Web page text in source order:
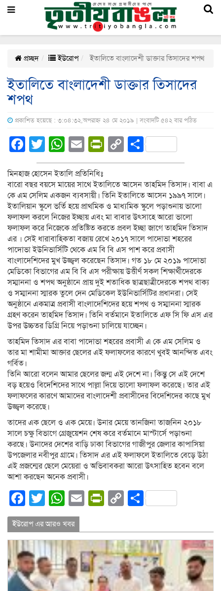
প্রচ্ছদ ইউরোপ ইতালিতে বাংলাদেশী ডাক্তার তিসাদের শপথ
ইতালিতে বাংলাদেশী ডাক্তার তিসাদের
শপথ
প্রকাশিত হয়েছে : ৩:০৪:৩২,অপরাহ্ন ২৪ মে ২০১৯ | সংবাদটি ৫৪২ বার পঠিত
Facebook
Twitter
WhatsApp
EmailPrintFriendly
Copy
Link
Share
মিনহাজ হোসেন ইতালি প্রতিনিধিঃ
বারো বছর বয়সে মায়ের সাথে ইতালিতে আসেন তাহমিদ তিসাদ। বাবা এ
কে এম সেলিম একজন ব্যবসায়ী। তিনি ইতালিতে আসেন ১৯৯৭ সালে।
ইতালিয়ান স্কুলে ভর্তি হয়ে প্রাথমিক ও মাধ্যমিক স্কুলে পড়াশুনায় ভালো
ফলাফল করলে নিজের ইচ্ছায় এবং মা বাবার উৎসাহে আরো ভালো
ফলাফল করে নিজেকে প্রতিষ্টিত করতে প্রবল ইচ্ছা জাগে তাহমিদ তিসাদ
এর । সেই ধারাবাহিকতা বজায় রেখে ২০১৭ সালে পাদোভা শহরের
পাদোভা ইউনিভার্সিটি থেকে এম বি বি এস পাশ করে প্রবাসী
বাংলাদেশিদের মুখ উজ্জ্বল করেছেন তিসাদ। গত ১৮ মে ২০১৯ পাদোভা
মেডিকো বিভাগের এম বি বি এস পরীক্ষায় উত্তীর্ণ সকল শিক্ষার্থীদেরকে
সম্মাননা ও শপথ অনুষ্ঠানে প্রায় দুই শতাধিক ছাত্রছাত্রীদেরকে শপথ বাক্য
ও সম্মাননা স্মারক তুলে দেন মেডিকেল ইউনিভার্সিটির প্রধানরা। সেই
অনুষ্ঠানে একমাত্র প্রবাসী বাংলাদেশিদের হয়ে শপথ ও সম্মাননা স্মারক
গ্রহণ করেন তাহমিদ তিসাদ। তিনি বর্তমানে ইতালিতে এফ সি ফি এস এর
উপর উচ্চতর ডিগ্রি নিয়ে পড়াশুনা চালিয়ে যাচ্ছেন।
তাহমিদ তিসাদ এর বাবা পাদোভা শহরের প্রবাসী এ কে এম সেলিম ও
তার মা শামীমা আক্তার ছেলের এই ফলাফলের কারণে খুবই আনন্দিত এবং
গর্বিত।
তিনি আরো বলেন আমার ছেলের জন্ম এই দেশে না। কিন্তু সে এই দেশে
বড় হয়েও বিদেশিদের সাথে পাল্লা দিয়ে ভালো ফলাফল করেছে। তার এই
ফলাফলের কারণে আমাদের বাংলাদেশী প্রবাসীদের বিদেশিদের কাছে মুখ
উজ্জ্বল করেছে।
তাদের এক ছেলে ও এক মেয়ে। উনার মেয়ে তানজিনা তাজনিন ২০১৮
সালে চক্ষু বিভাগে গ্রেজুয়েশন শেষ করে বর্তমানে মাস্টার্সে পড়াশুনা
করছে। উনাদের দেশের বাড়ি ঢাকা বিভাগের গাজীপুর জেলার কাপাসিয়া
উপজেলার নবীপুর গ্রামে। তিসাদ এর এই ফলাফলে ইতালিতে বেড়ে উঠা
এই প্রজন্মের ছেলে মেয়েরা ও অভিবাবকরা আরো উৎসাহিত হবেন বলে
আশা করছেন অনেক প্রবাসী।
Facebook
Twitter
WhatsApp
EmailPrintFriendly
CopyShare
ইউরোপ এর আরও খবর